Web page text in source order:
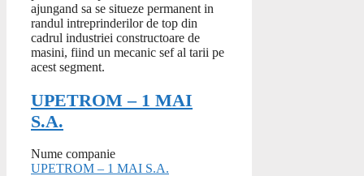
ajungand sa se situeze permanent in
randul intreprinderilor de top din
cadrul industriei constructoare de
masini, fiind un mecanic sef al tarii pe
acest segment.
UPETROM – 1 MAI
S.A.
Nume companie
UPETROM – 1 MAI S.A.